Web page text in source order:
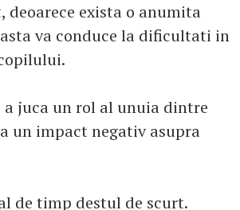
exista o anumita
va conduce la dificultati in
juca un rol al unuia dintre
un impact negativ asupra
de timp destul de scurt.